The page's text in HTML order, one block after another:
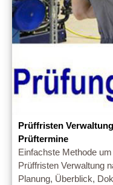
Prüffristen
Prüftermine
Einfachste Methode
Prüffristen Verwaltung
Planung, Überblick,